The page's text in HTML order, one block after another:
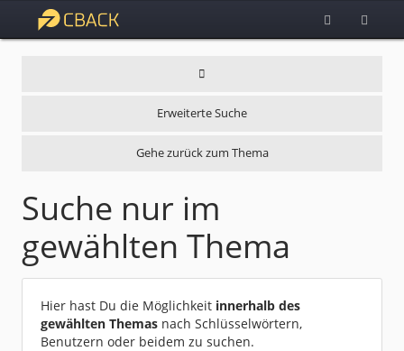
Erweiterte Suche
Gehe zurück zum Thema
Suche nur im
gewählten Thema
Hier hast Du die Möglichkeit innerhalb des
gewählten Themas nach Schlüsselwörtern,
Benutzern oder beidem zu suchen.